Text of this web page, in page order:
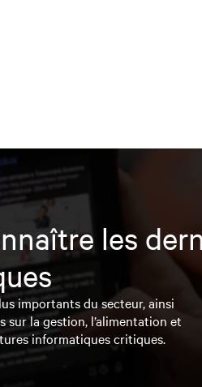
les
importants du secteur, ainsi
la gestion, l’alimentation et
informatiques critiques.